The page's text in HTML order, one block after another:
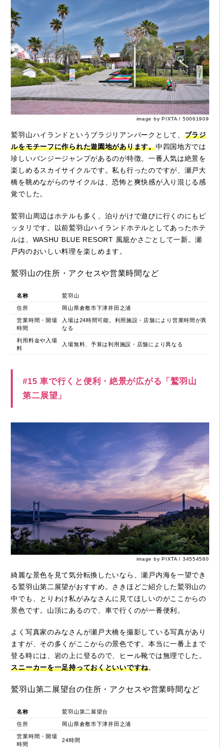
image by PIXTA / 50061909
鷲羽山ハイランドというブラジリアンパークとして、 ブラジ
ルをモチーフに作られた遊園地があります。中四国地方では
珍しいバンジージャンプがあるのが特徴。一番人気は絶景を
楽しめるスカイサイクルです。私も行ったのですが、瀬戸大
橋を眺めながらのサイクルは、恐怖と爽快感が入り混じる感
覚でした。
鷲羽山周辺はホテルも多く、泊りがけで遊びに行くのにもピ
ッタリです。以前鷲羽山ハイランドホテルとしてあったホテ
ルは、WASHU BLUE RESORT 風籠かさごとして一新。瀬
戸内のおいしい料理を楽しめます。
鷲羽山の住所・アクセスや営業時間など
名称 鷲羽山
住所 岡山県倉敷市下津井田之浦
営業時間・開場
時間
入場は24時間可能。利用施設・店舗により営業時間が異
なる
利用料金や入場
料
入場無料、予算は利用施設・店舗により異なる
#15 車で行くと便利・絶景が広がる「鷲羽山
第二展望」
image by PIXTA / 34554580
綺麗な景色を見て気分転換したいなら、瀬戸内海を一望でき
る鷲羽山第二展望がおすすめ。さきほどご紹介した鷲羽山の
中でも、とりわけ私がみなさんに見てほしいのがここからの
景色です。山頂にあるので、車で行くのが一番便利。
よく写真家のみなさんが瀬戸大橋を撮影している写真があり
ますが、その多くがここからの景色です。本当に一番上まで
登る時には、岩の上に登るので、ヒール靴では無理でした。
スニーカーを一足持っておくといいですね。
鷲羽山第二展望台の住所・アクセスや営業時間など
名称 鷲羽山第二展望台
住所 岡山県倉敷市下津井田之浦
営業時間・開場
時間
24時間